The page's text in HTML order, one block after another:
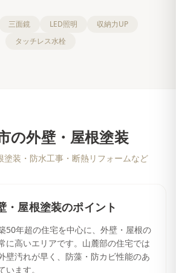
三面鏡 LED照明
収納力UP
タッチレス水栓
の外壁・屋根塗装
塗装・防水工事・断熱リフォームなど
・屋根塗装のポイント
50年超の住宅を中心に、外壁・屋根の
に高いエリアです。山麓部の住宅では
壁汚れが早く、防藻・防カビ性能のあ
います。